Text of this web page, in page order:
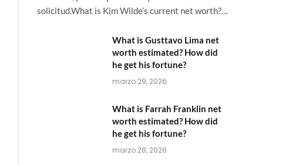
solicitud.What is Kim Wilde’s current net worth?…
What is Gusttavo Lima net
worth estimated? How did
he get his fortune?
marzo 29, 2026
What is Farrah Franklin net
worth estimated? How did
he get his fortune?
marzo 28, 2026